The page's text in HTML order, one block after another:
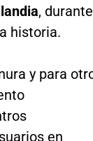
, durante
historia.
y para
en